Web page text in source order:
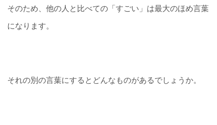
そのため、他の人と比べての「すごい」は最大のほめ言葉
になります。
それの別の言葉にするとどんなものがあるでしょうか。